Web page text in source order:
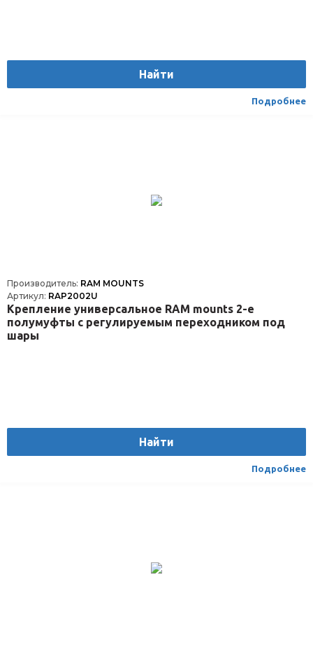
Найти
Подробнее
Производитель: RAM MOUNTS
Артикул: RAP2002U
Крепление универсальное RAM mounts 2-е
полумуфты с регулируемым переходником под
шары
Найти
Подробнее